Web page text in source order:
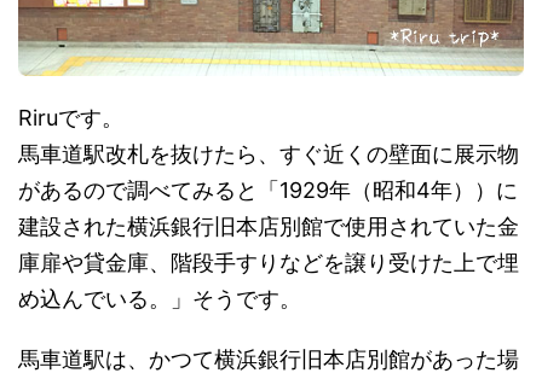
Riruです。
馬車道駅改札を抜けたら、すぐ近くの壁面に展示物
があるので調べてみると「1929年（昭和4年））に
建設された横浜銀行旧本店別館で使用されていた金
庫扉や貸金庫、階段手すりなどを譲り受けた上で埋
め込んでいる。」そうです。
馬車道駅は、かつて横浜銀行旧本店別館があった場